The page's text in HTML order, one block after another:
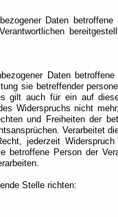
Daten
Daten
sie betreffender
gilt auch für ein auf
Widerspruchs nicht
und Freiheiten der
Verarbeitet
jederzeit
betroffene Person der
Stelle richten: